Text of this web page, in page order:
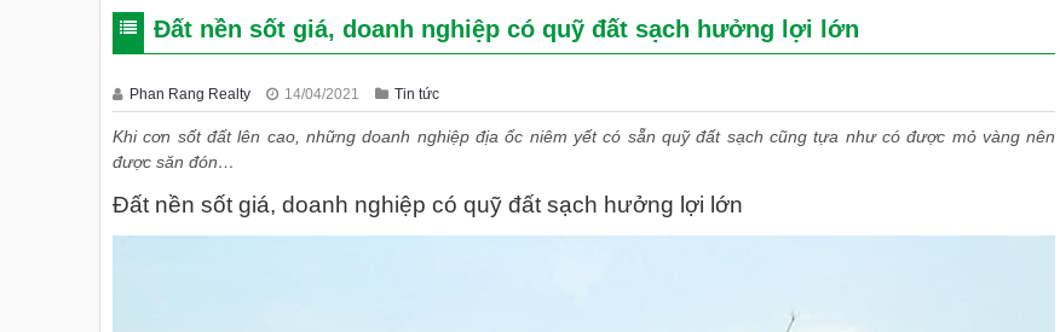
Đất nền sốt giá, doanh nghiệp có quỹ đất sạch hưởng lợi lớn
Phan Rang Realty 14/04/2021 Tin tức
Khi cơn sốt đất lên cao, những doanh nghiệp địa ốc niêm yết có sẵn quỹ đất sạch cũng tựa như có được mỏ vàng nên
được săn đón…
Đất nền sốt giá, doanh nghiệp có quỹ đất sạch hưởng lợi lớn